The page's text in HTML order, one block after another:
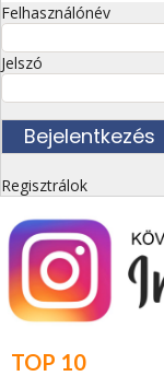
Felhasználónév
Jelszó
Regisztrálok
TOP 10